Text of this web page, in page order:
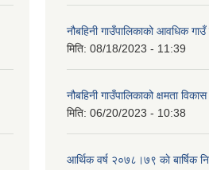
नौबहिनी गाउँपालिकाको आवधिक
मिति: 08/18/2023 - 11:39
नौबहिनी गाउँपालिकाको क्षमता
मिति: 06/20/2023 - 10:38
आर्थिक वर्ष २०७८।७९ काे बार्षिक